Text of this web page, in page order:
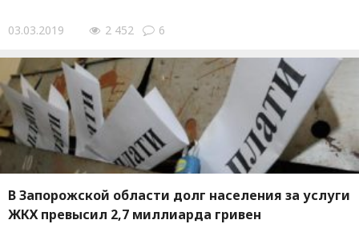
03.03.2019 2 452 6
В Запорожской области долг населения за услуги
ЖКХ превысил 2,7 миллиарда гривен